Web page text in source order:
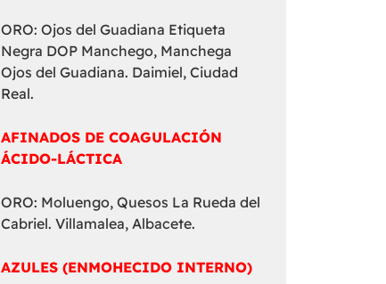
ORO: Ojos del Guadiana Etiqueta
Negra DOP Manchego, Manchega
Ojos del Guadiana. Daimiel, Ciudad
Real.
AFINADOS DE COAGULACIÓN
ÁCIDO-LÁCTICA
ORO: Moluengo, Quesos La Rueda del
Cabriel. Villamalea, Albacete.
AZULES (ENMOHECIDO INTERNO)